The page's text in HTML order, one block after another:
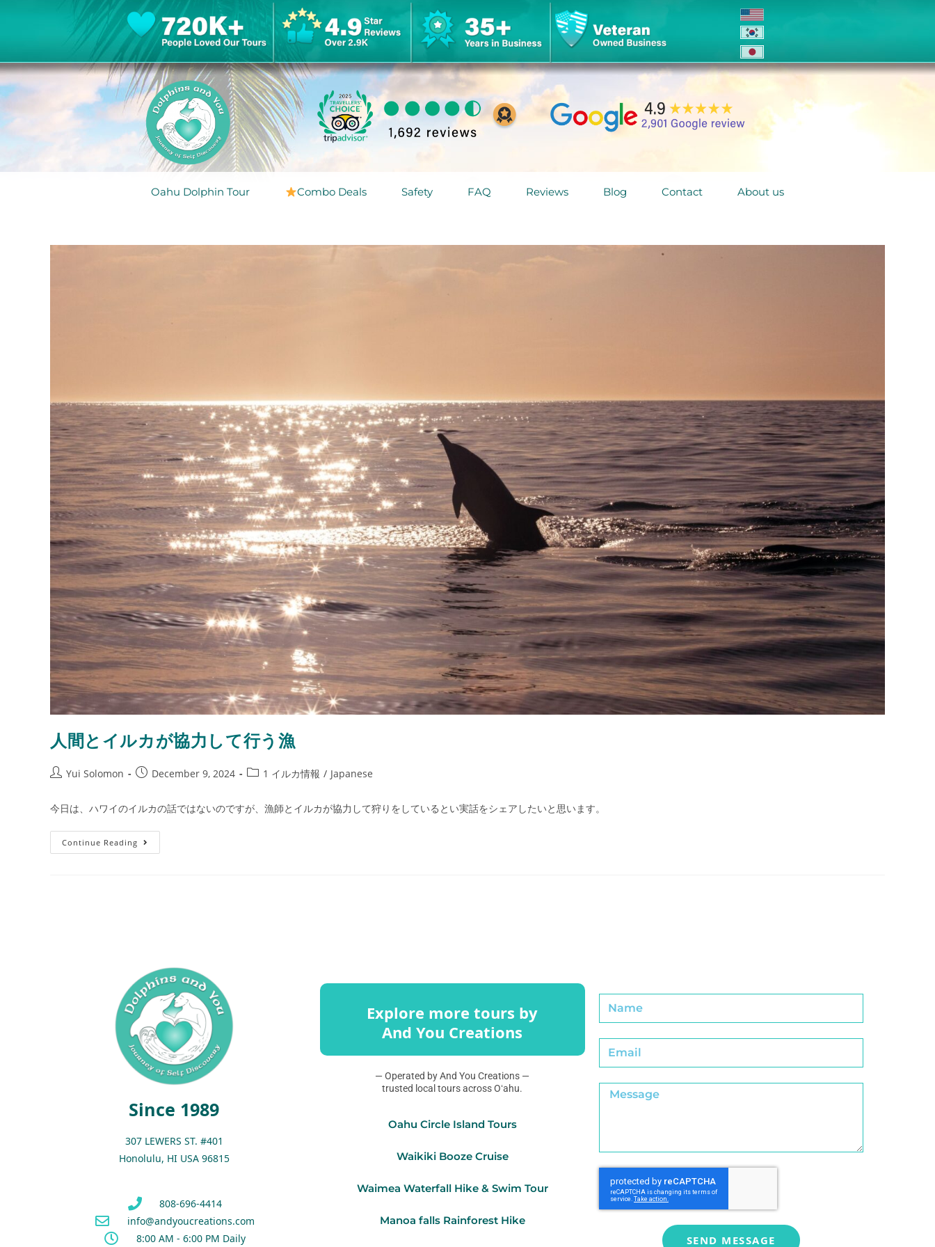
Oahu Dolphin Tour Combo Deals Safety FAQ Reviews Blog Contact About us
人間とイルカが協力して行う漁
Yui Solomon December 9, 2024 1 イルカ情報 / Japanese
今日は、ハワイのイルカの話ではないのですが、漁師とイルカが協力して狩りをしているとい実話をシェアしたいと思います。
Continue Reading
Since 1989
307 LEWERS ST. #401
Honolulu, HI USA 96815
808-696-4414
info@andyoucreations.com
8:00 AM - 6:00 PM Daily
Explore more tours by
And You Creations
— Operated by And You Creations —
trusted local tours across Oʻahu.
Oahu Circle Island Tours
Waikiki Booze Cruise
Waimea Waterfall Hike & Swim Tour
Manoa falls Rainforest Hike
SEND MESSAGE